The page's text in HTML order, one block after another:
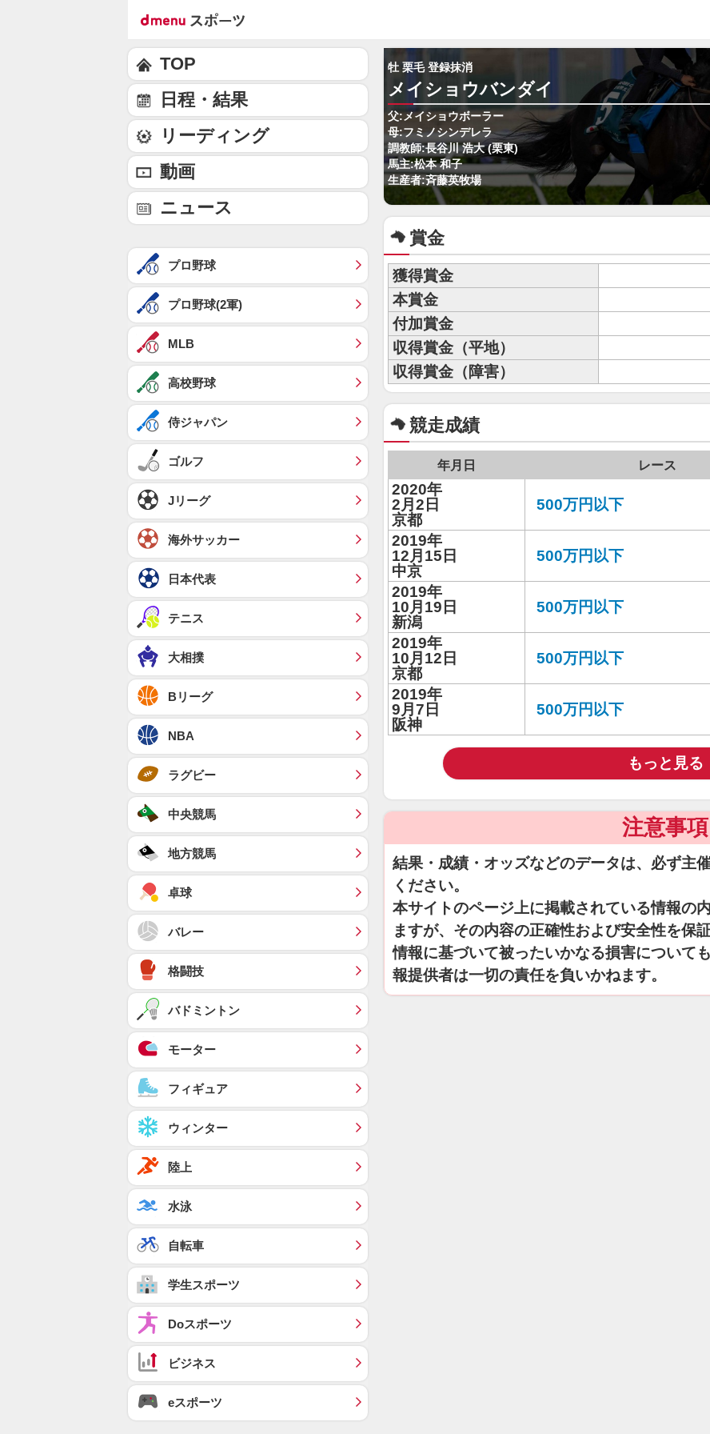
牡 栗毛 登録抹消
メイショウバンダイ
父:メイショウボーラー
母:フミノシンデレラ
調教師:長谷川 浩大 (栗東)
馬主:松本 和子
生産者:斉藤英牧場
賞金
獲得賞金
本賞金
付加賞金
収得賞金（平地）
収得賞金（障害）
競走成績
年月日 レース
2020年
2月2日
京都
500万円以下
2019年
12月15日
中京
500万円以下
2019年
10月19日
新潟
500万円以下
2019年
10月12日
京都
500万円以下
2019年
9月7日
阪神
500万円以下
もっと見る
注意事項
結果・成績・オッズなどのデータは、必ず主
ください。
本サイトのページ上に掲載されている情報の
ますが、その内容の正確性および安全性を保
情報に基づいて被ったいかなる損害について
報提供者は一切の責任を負いかねます。
TOP
日程・結果
リーディング
動画
ニュース
プロ野球
プロ野球(2軍)
MLB
高校野球
侍ジャパン
ゴルフ
Jリーグ
海外サッカー
日本代表
テニス
大相撲
Bリーグ
NBA
ラグビー
中央競馬
地方競馬
卓球
バレー
格闘技
バドミントン
モーター
フィギュア
ウィンター
陸上
水泳
自転車
学生スポーツ
Doスポーツ
ビジネス
eスポーツ